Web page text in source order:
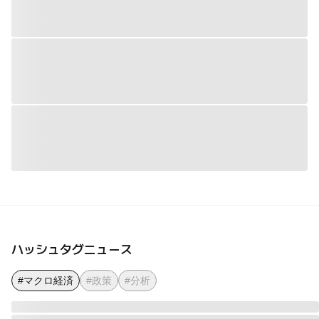
ハッシュタグニュース
#マクロ経済 #政策 #分析